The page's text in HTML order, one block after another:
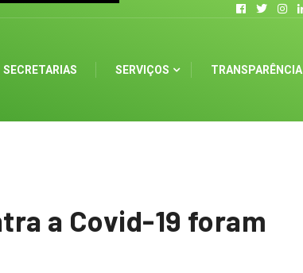
SECRETARIAS SERVIÇOS TRANSPARÊNCIA
a Covid-19 foram